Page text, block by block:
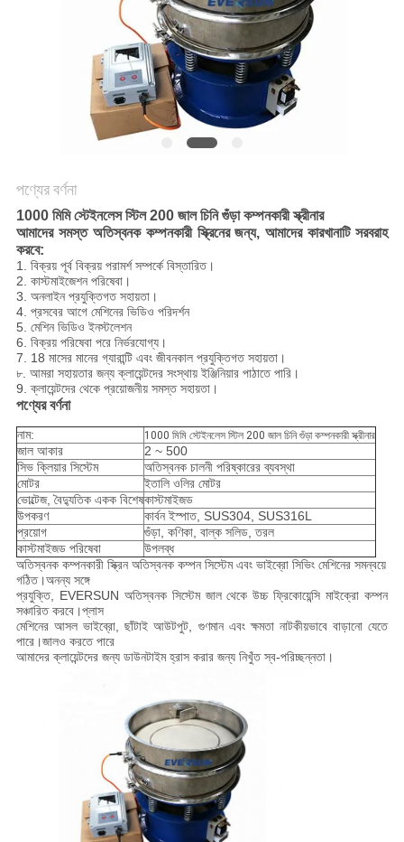
পণ্যের বর্ণনা
1000 মিমি স্টেইনলেস স্টিল 200 জাল চিনি গুঁড়া কম্পনকারী স্ক্রীনার
আমাদের সমস্ত অতিস্বনক কম্পনকারী স্ক্রিনের জন্য, আমাদের কারখানাটি সরবরাহ
করবে:
1. বিক্রয় পূর্ব বিক্রয় পরামর্শ সম্পর্কে বিস্তারিত।
2. কাস্টমাইজেশন পরিষেবা।
3. অনলাইন প্রযুক্তিগত সহায়তা।
4. প্রসবের আগে মেশিনের ভিডিও পরিদর্শন
5. মেশিন ভিডিও ইনস্টলেশন
6. বিক্রয় পরিষেবা পরে নির্ভরযোগ্য।
7. 18 মাসের মানের গ্যারান্টি এবং জীবনকাল প্রযুক্তিগত সহায়তা।
৮. আমরা সহায়তার জন্য ক্লায়েন্টদের সংস্থায় ইঞ্জিনিয়ার পাঠাতে পারি।
9. ক্লায়েন্টদের থেকে প্রয়োজনীয় সমস্ত সহায়তা।
পণ্যের বর্ণনা
নাম: 1000 মিমি স্টেইনলেস স্টিল 200 জাল চিনি গুঁড়া কম্পনকারী স্ক্রীনার
জাল আকার
2 ~ 500
সিভ ক্লিয়ার সিস্টেম
অতিস্বনক চালনী পরিষ্কারের ব্যবস্থা
মোটর
ইতালি ওলির মোটর
ভোল্টেজ, বৈদ্যুতিক একক বিশেষকাস্টমাইজড
উপকরণ
কার্বন ইস্পাত, SUS304, SUS316L
প্রয়োগ
গুঁড়া, কণিকা, বাল্ক সলিড, তরল
কাস্টমাইজড পরিষেবা
উপলব্ধ
অতিস্বনক কম্পনকারী স্ক্রিন অতিস্বনক কম্পন সিস্টেম এবং ভাইব্রো সিভিং মেশিনের সমন্বয়ে
গঠিত।অনন্য সঙ্গে
প্রযুক্তি, EVERSUN অতিস্বনক সিস্টেম জাল থেকে উচ্চ ফ্রিকোয়েন্সি মাইক্রো কম্পন
সঞ্চারিত করবে।প্লাস
মেশিনের আসল ভাইব্রো, ছাঁটাই আউটপুট, গুণমান এবং ক্ষমতা নাটকীয়ভাবে বাড়ানো যেতে
পারে।জালও করতে পারে
আমাদের ক্লায়েন্টদের জন্য ডাউনটাইম হ্রাস করার জন্য নিখুঁত স্ব-পরিচ্ছন্নতা।